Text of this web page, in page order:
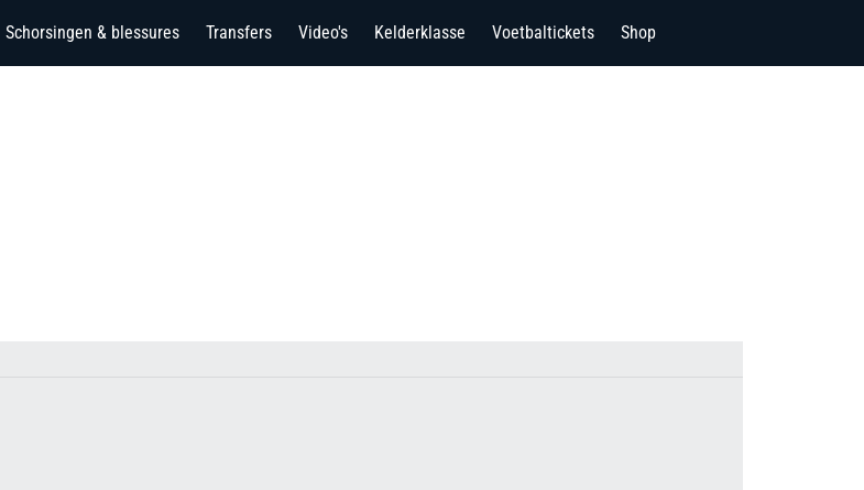
Schorsingen & blessures Transfers Video's Kelderklasse Voetbaltickets Shop